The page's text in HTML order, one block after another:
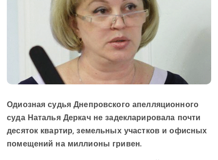
Одиозная судья Днепровского апелляционного
суда Наталья Деркач не задекларировала почти
десяток квартир, земельных участков и офисных
помещений на миллионы гривен.